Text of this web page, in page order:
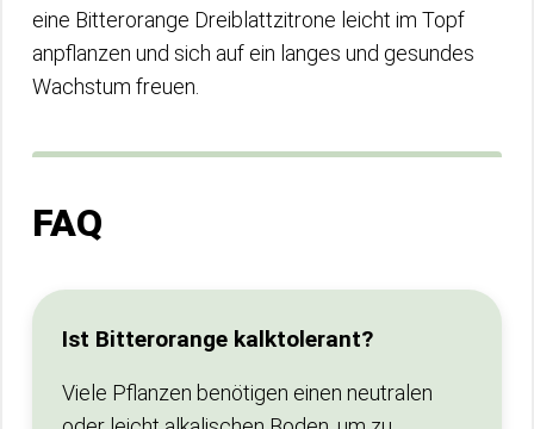
eine Bitterorange Dreiblattzitrone leicht im Topf
anpflanzen und sich auf ein langes und gesundes
Wachstum freuen.
FAQ
Ist Bitterorange kalktolerant?
Viele Pflanzen benötigen einen neutralen